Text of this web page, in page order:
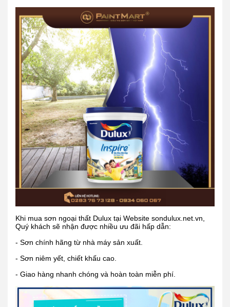
Khi mua sơn ngoại thất Dulux tại Website sondulux.net.vn,
Quý khách sẽ nhận được nhiều ưu đãi hấp dẫn:
- Sơn chính hãng từ nhà máy sản xuất.
- Sơn niêm yết, chiết khấu cao.
- Giao hàng nhanh chóng và hoàn toàn miễn phí.